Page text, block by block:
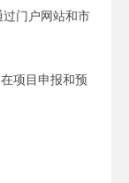
门户网站和市
项目申报和预